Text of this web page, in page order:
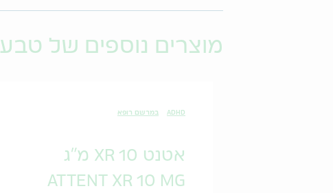
מוצרים נוספים של טבע
ADHD במרשם רופא
אטנט XR 10 מ"ג
ATTENT XR 10 MG